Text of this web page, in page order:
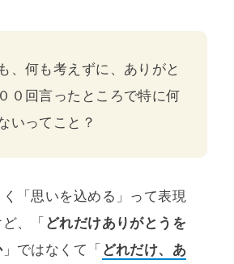
何も考えずに、ありがと
０回言ったところで特に何
いってこと？
「思いを込める」って表現
、「どれだけありがとうを
」ではなくて「どれだけ、あ